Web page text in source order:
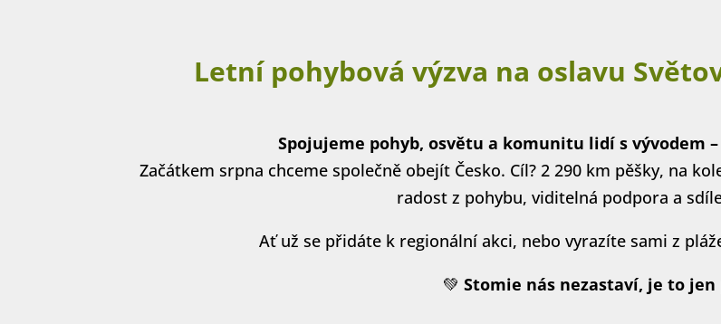
Letní pohybová výzva na oslavu
Spojujeme pohyb, osvětu a komunitu lidí s vývodem
Začátkem srpna chceme společně obejít Česko. Cíl? 2 290 km pěšky, na
radost z pohybu, viditelná podpora a
Ať už se přidáte k regionální akci, nebo vyrazíte sami z
💚 Stomie nás nezastaví, je to jen